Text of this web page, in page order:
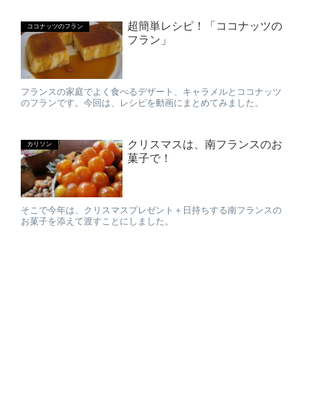
ココナッツのフラン
超簡単レシピ！「ココナッツの
フラン」
フランスの家庭でよく食べるデザート、キャラメルとココナッツ
のフランです。今回は、レシピを動画にまとめてみました。
カリソン
クリスマスは、南フランスのお
菓子で！
そこで今年は、クリスマスプレゼント＋日持ちする南フランスの
お菓子を添えて渡すことにしました。